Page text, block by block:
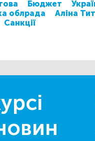
Бюджет
облрада
Аліна
Санкції